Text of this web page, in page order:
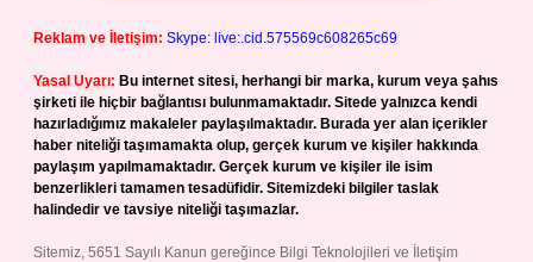
Reklam ve İletişim: Skype: live:.cid.575569c608265c69
Yasal Uyarı: Bu internet sitesi, herhangi bir marka, kurum veya şahıs
şirketi ile hiçbir bağlantısı bulunmamaktadır. Sitede yalnızca kendi
hazırladığımız makaleler paylaşılmaktadır. Burada yer alan içerikler
haber niteliği taşımamakta olup, gerçek kurum ve kişiler hakkında
paylaşım yapılmamaktadır. Gerçek kurum ve kişiler ile isim
benzerlikleri tamamen tesadüfidir. Sitemizdeki bilgiler taslak
halindedir ve tavsiye niteliği taşımazlar.
Sitemiz, 5651 Sayılı Kanun gereğince Bilgi Teknolojileri ve İletişim